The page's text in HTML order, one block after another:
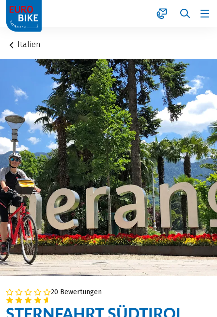
1
Italien
20 Bewertungen